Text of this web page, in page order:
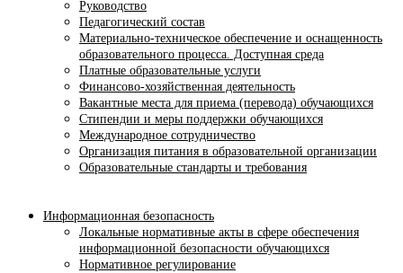
Руководство
Педагогический состав
Материально-техническое обеспечение и оснащенность
образовательного процесса. Доступная среда
Платные образовательные услуги
Финансово-хозяйственная деятельность
Вакантные места для приема (перевода) обучающихся
Стипендии и меры поддержки обучающихся
Международное сотрудничество
Организация питания в образовательной организации
Образовательные стандарты и требования
Информационная безопасность
Локальные нормативные акты в сфере обеспечения
информационной безопасности обучающихся
Нормативное регулирование